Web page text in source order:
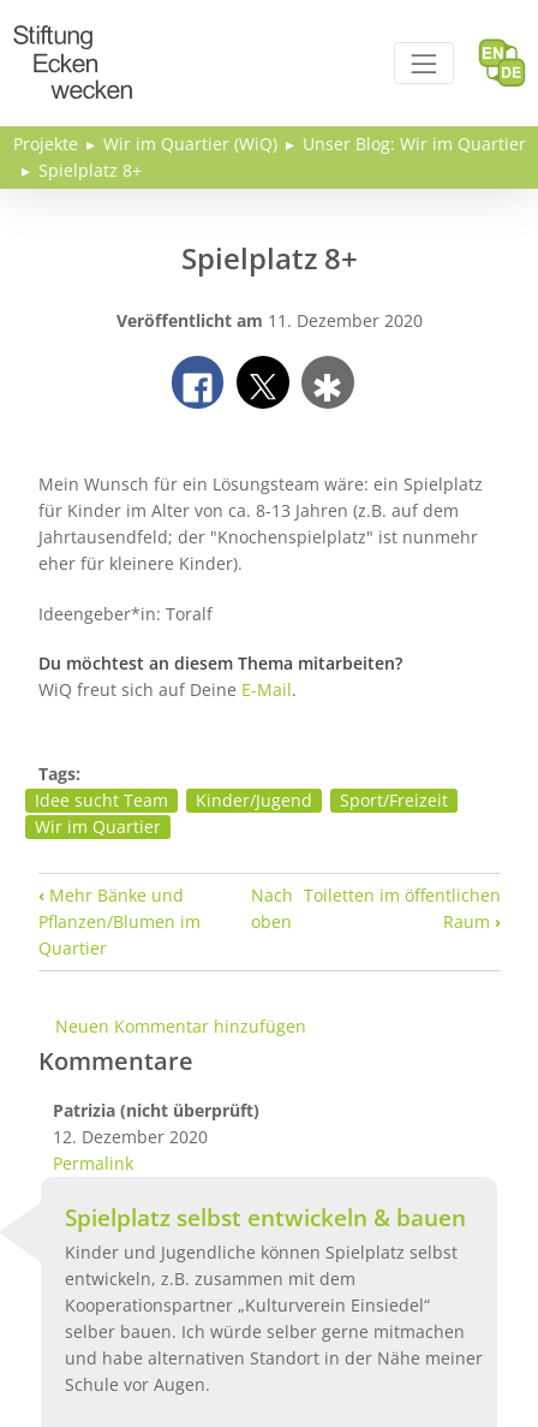
Projekte Wir im Quartier (WiQ)
Unser Blog: Wir im Quartier
Spielplatz 8+
Spielplatz 8+
Veröffentlicht am 11. Dezember 2020
Mein Wunsch für ein Lösungsteam wäre: ein Spielplatz
für Kinder im Alter von ca. 8-13 Jahren (z.B. auf dem
Jahrtausendfeld; der "Knochenspielplatz" ist nunmehr
eher für kleinere Kinder).
Ideengeber*in: Toralf
Du möchtest an diesem Thema mitarbeiten?
WiQ freut sich auf Deine E-Mail.
Tags:
Idee sucht Team
Kinder/Jugend
Sport/Freizeit
Wir im Quartier
Links für das Blättern im Buch Spielplatz
‹Mehr Bänke und
Pflanzen/Blumen im
Quartier
Nach
oben
Toiletten im öffentlichen
Raum ›
Neuen Kommentar hinzufügen
Kommentare
Patrizia (nicht überprüft)
12. Dezember 2020
Permalink
Spielplatz selbst entwickeln & bauen
Kinder und Jugendliche können Spielplatz selbst
entwickeln, z.B. zusammen mit dem
Kooperationspartner „Kulturverein Einsiedel“
selber bauen. Ich würde selber gerne mitmachen
und habe alternativen Standort in der Nähe meiner
Schule vor Augen.